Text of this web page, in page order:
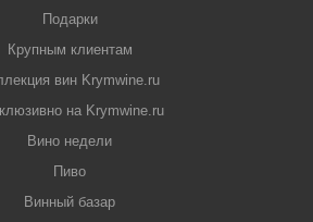
Подарки
Крупным клиентам
вин Krymwine.ru
на Krymwine.ru
Вино недели
Пиво
Винный базар